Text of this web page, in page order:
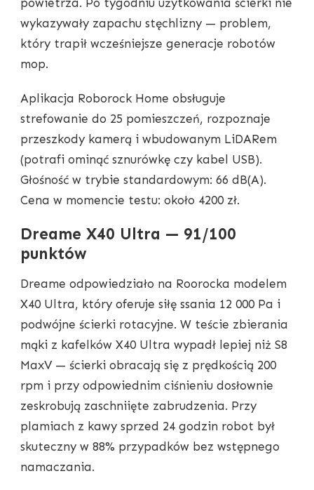
wykazywały zapachu stęchlizny — problem,
który trapił wcześniejsze generacje robotów
mop.
Aplikacja Roborock Home obsługuje
strefowanie do 25 pomieszczeń, rozpoznaje
przeszkody kamerą i wbudowanym LiDARem
(potrafi ominąć sznurówkę czy kabel USB).
Głośność w trybie standardowym: 66 dB(A).
Cena w momencie testu: około 4200 zł.
Dreame X40 Ultra — 91/100
punktów
Dreame odpowiedziało na Roorocka modelem
X40 Ultra, który oferuje siłę ssania 12 000 Pa i
podwójne ścierki rotacyjne. W teście zbierania
mąki z kafelków X40 Ultra wypadł lepiej niż S8
MaxV — ścierki obracają się z prędkością 200
rpm i przy odpowiednim ciśnieniu dosłownie
zeskrobują zaschniięte zabrudzenia. Przy
plamiach z kawy sprzed 24 godzin robot był
skuteczny w 88% przypadków bez wstępnego
namaczania.